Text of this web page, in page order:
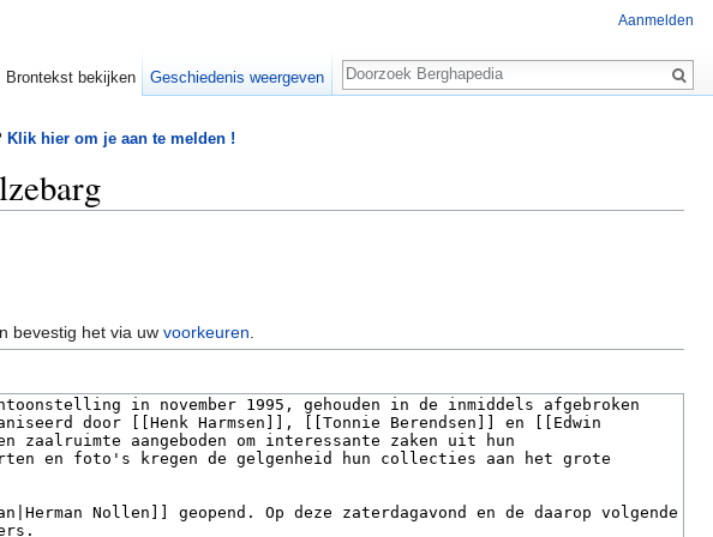
Klik hier om je aan te melden !
bevestig het via uwvoorkeuren
Aanmelden
Brontekst bekijken Geschiedenis weergeven
Zoeken